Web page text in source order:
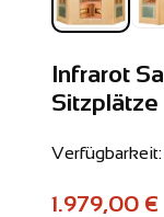
Infrarot
Sitzplätze
Verfügbarkeit:
1.979,00 €